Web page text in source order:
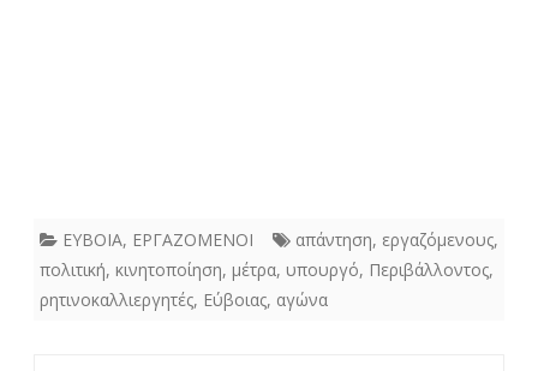
ΕΥΒΟΙΑ, ΕΡΓΑΖΟΜΕΝΟΙ απάντηση, εργαζόμενους,
πολιτική, κινητοποίηση, μέτρα, υπουργό, Περιβάλλοντος,
ρητινοκαλλιεργητές, Εύβοιας, αγώνα